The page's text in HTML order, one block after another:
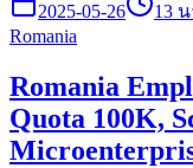
2025-05-26
13
Romania
Romania
Quota 100K,